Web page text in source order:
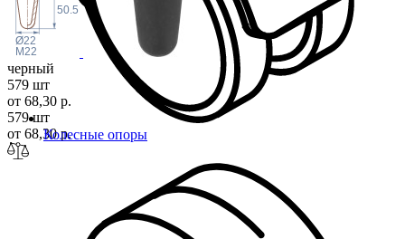
Колесные опоры
50.5
Ø22
M22
черный
579 шт
от 68,30 р.
579 шт
от 68,30 р.